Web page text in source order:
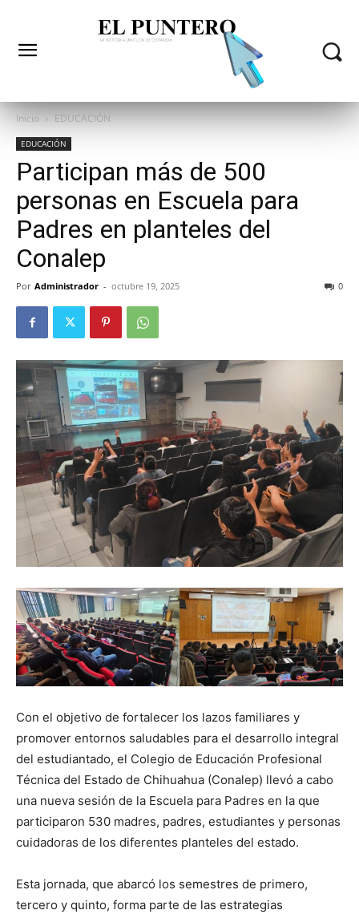
Inicio EDUCACIÓN
EDUCACIÓN
Participan más de 500
personas en Escuela para
Padres en planteles del
Conalep
Por Administrador - octubre 19, 2025 0
Con el objetivo de fortalecer los lazos familiares y
promover entornos saludables para el desarrollo integral
del estudiantado, el Colegio de Educación Profesional
Técnica del Estado de Chihuahua (Conalep) llevó a cabo
una nueva sesión de la Escuela para Padres en la que
participaron 530 madres, padres, estudiantes y personas
cuidadoras de los diferentes planteles del estado.
Esta jornada, que abarcó los semestres de primero,
tercero y quinto, forma parte de las estrategias